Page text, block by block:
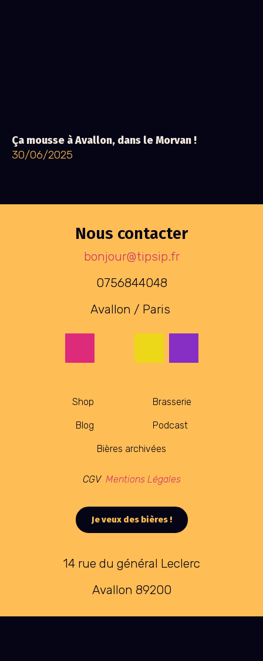
Ça mousse à Avallon, dans le Morvan !
30/06/2025
Nous contacter
bonjour@tipsip.fr
0756844048
Avallon / Paris
Shop Brasserie
Blog Podcast
Bières archivées
CGV Mentions Légales
Je veux des bières !
14 rue du général Leclerc
Avallon 89200